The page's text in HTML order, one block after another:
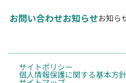
お問い合わせお知らせお知ら
サイトポリシー
個人情報保護に関する基本方針